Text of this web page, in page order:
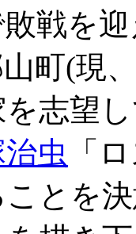
戦を
町(現
志望
虫 「
とを